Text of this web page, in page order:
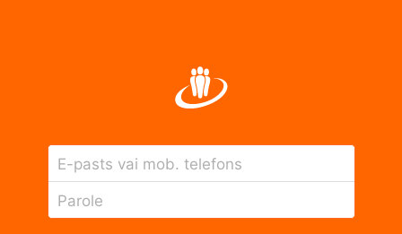
E-pasts vai mob. telefons
Parole